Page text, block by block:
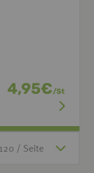
4,95€/St